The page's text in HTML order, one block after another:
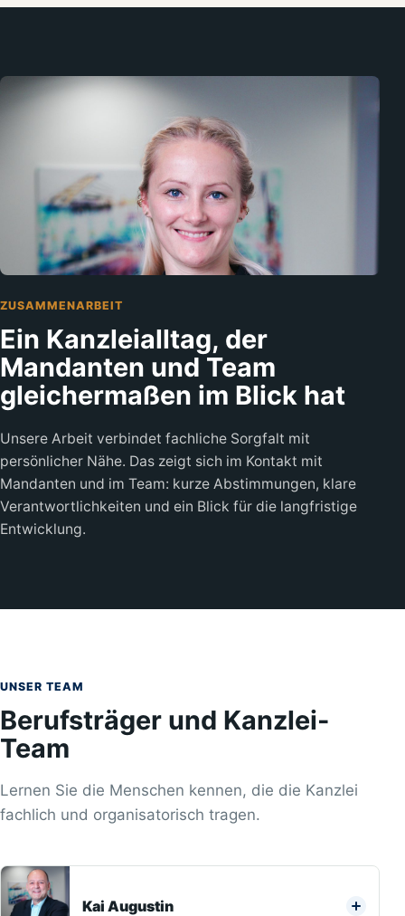
ZUSAMMENARBEIT
Ein Kanzleialltag, der
Mandanten und Team
gleichermaßen im Blick hat
Unsere Arbeit verbindet fachliche Sorgfalt mit
persönlicher Nähe. Das zeigt sich im Kontakt mit
Mandanten und im Team: kurze Abstimmungen, klare
Verantwortlichkeiten und ein Blick für die langfristige
Entwicklung.
UNSER TEAM
Berufsträger und Kanzlei-
Team
Lernen Sie die Menschen kennen, die die Kanzlei
fachlich und organisatorisch tragen.
Kai Augustin